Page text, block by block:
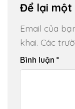
Để lại một
Email của
khai. Các
Bình luận *